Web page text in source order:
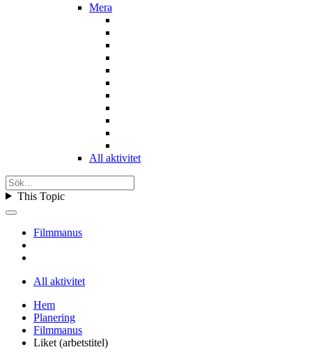
Mera
All aktivitet
This Topic
Filmmanus
All aktivitet
Hem
Planering
Filmmanus
Liket (arbetstitel)